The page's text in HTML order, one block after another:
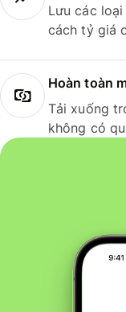
Lưu các
cách tỷ giá
Hoàn toàn
Tải xuống
không có